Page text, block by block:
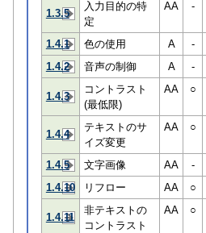
1.3.5
入力目的の特
定
AA -
1.4.1 色の使用 A -
1.4.2
音声の制御 A -
1.4.3
コントラスト
(最低限)
AA ○
1.4.4
テキストのサ
イズ変更
AA ○
1.4.5 文字画像 AA -
1.4.10
リフロー AA ○
1.4.11
非テキストの
コントラスト
AA ○